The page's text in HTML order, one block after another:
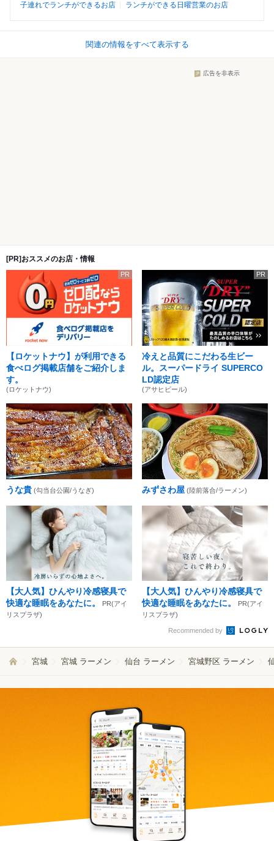
子連れでランチができるお店 ランチができる日曜営業のお店
関連の情報をすべて表示する
広告を非表示
[PR]おススメのお店・情報
PR
【ロケットナウ】が利用できる
食べログ掲載店舗をご紹介しま
す。
(ロケットナウ)
PR
冷えと品質にこだわる生ビー
ル。スーパードライ SUPERCO
LD認定店
(アサヒビール)
うな貴 (勾当台公園/うなぎ) みずさわ屋 (陸前落合/ラーメン)
【大人気】ひんやり冷感寝具で
快適な睡眠をあなたに。
PR(アイ
リスプラザ)
【大人気】ひんやり冷感寝具で
快適な睡眠をあなたに。
PR(アイ
リスプラザ)
Recommended by
宮城 宮城 ラーメン 仙台 ラーメン 宮城野区 ラーメン